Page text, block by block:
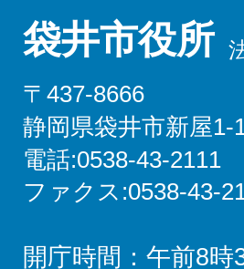
袋井市役所
〒437-8666
静岡県袋井市新屋1-
電話:0538-43-2111
ファクス:0538-43-
開庁時間：午前8